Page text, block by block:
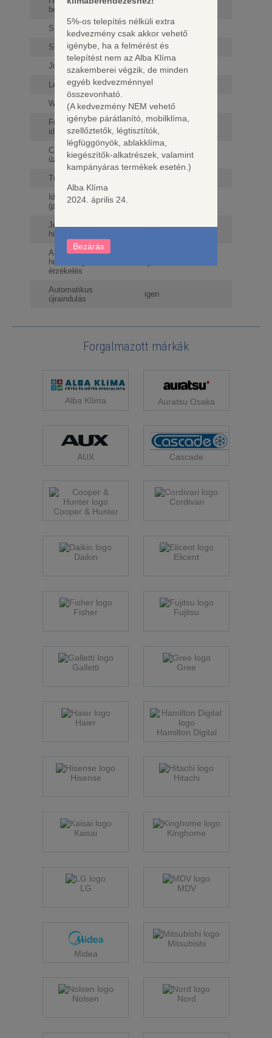
besorolás
R32
SEER 6,1
SCOP 4,0
Jótállási idő 60 hónap*
Légszállítás 1400/1150/750 m³/h
Wifi előkészítés igen
Fűtés téli
időszakban
igen
Csendes
üzemmód
igen
Turbó üzemmód
Időzítő
(programozható)
Jet Cool (gyors
hűtés)
igen
Alacsony
hűtőközeg
érzékelés
Automatikus
újraindulás
igen
Forgalmazott márkák
Alba Klíma Auratsu Osaka
AUX Cascade
Cooper & Hunter
Cordivari
Daikin Elicent
Fisher Fujitsu
Galletti Gree
Haier
Hamilton Digital
Hisense Hitachi
Kaisai Kinghome
LG MDV
Midea
Mitsubishi
Nolsen Nord
5%-os telepítés nélküli extra
kedvezmény csak akkor vehető
igénybe, ha a felmérést és
telepítést nem az Alba Klíma
szakemberei végzik, de minden
egyéb kedvezménnyel
összevonható.
(A kedvezmény NEM vehető
igénybe párátlanító, mobilklíma,
szellőztetők, légtisztítók,
légfüggönyök, ablakklíma,
kiegészítők-alkatrészek, valamint
kampányáras termékek esetén.)
Alba Klíma
2024. április 24.
Bezárás